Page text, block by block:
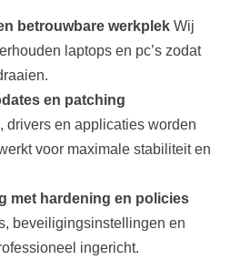
betrouwbare werkplek Wij
laptops en pc’s zodat
en patching
drivers en applicaties worden
voor maximale stabiliteit en
met hardening en policies
beveiligingsinstellingen en
ingericht.